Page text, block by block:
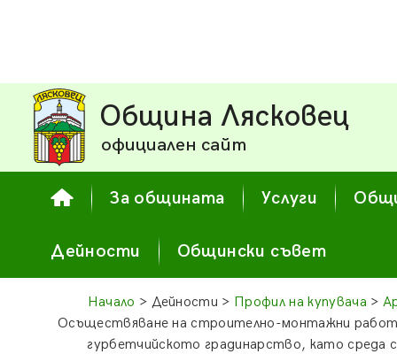
Община Лясковец
официален сайт
За общината Услуги
Дейности Общински съвет
Начало > Дейности > Профил на купувача >
Осъществяване на строително-монтажни
гурбетчийското градинарство, като среда